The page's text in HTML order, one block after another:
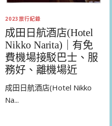
2023旅行紀錄
成田日航酒店(Hotel
Nikko Narita)｜有免
費機場接駁巴士、服
務好、離機場近
成田日航酒店(Hotel Nikko
Na...